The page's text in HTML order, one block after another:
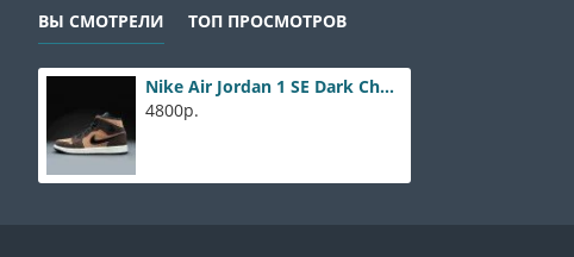
ВЫ СМОТРЕЛИ ТОП ПРОСМОТРОВ
Nike Air Jordan 1 SE Dark Chocolate
4800р.